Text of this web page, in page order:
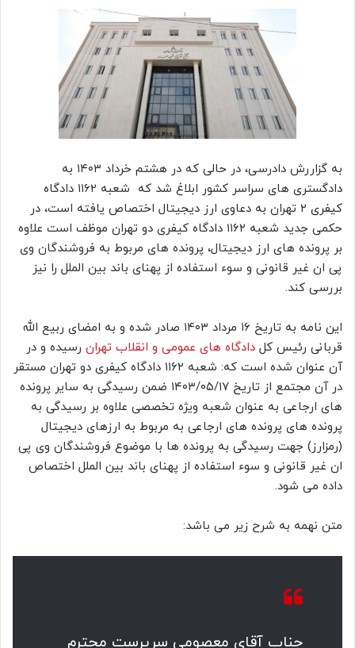
به گزاررش دادرسی، در حالی که در هشتم خرداد ۱۴۰۳ به
دادگستری های سراسر کشور ابلاغ شد که شعبه ۱۱۶۲ دادگاه
کیفری ۲ تهران به دعاوی ارز دیجیتال اختصاص یافته است، در
حکمی جدید شعبه ۱۱۶۲ دادگاه کیفری دو تهران موظف است علاوه
بر پرونده های ارز دیجیتال، پرونده های مربوط به فروشندگان وی
پی ان غیر قانونی و سوء استفاده از پهنای باند بین الملل را نیز
بررسی کند.
این نامه به تاریخ ۱۶ مرداد ۱۴۰۳ صادر شده و به امضای ربیع الله
قربانی رئیس کل دادگاه های عمومی و انقلاب تهران رسیده و در
آن عنوان شده است که: شعبه ۱۱۶۲ دادگاه کیفری دو تهران مستقر
در آن مجتمع از تاریخ ۱۴۰۳/۰۵/۱۷ ضمن رسیدگی به سایر پرونده
های ارجاعی به عنوان شعبه ویژه تخصصی علاوه بر رسیدگی به
پرونده های پرونده های ارجاعی به مربوط به ارزهای دیجیتال
(رمزارز) جهت رسیدگی به پرونده ها با موضوع فروشندگان وی پی
ان غیر قانونی و سوء استفاده از پهنای باند بین الملل اختصاص
داده می شود.
متن نهمه به شرح زیر می باشد:
جناب آقای معصومی سرپرست محترم